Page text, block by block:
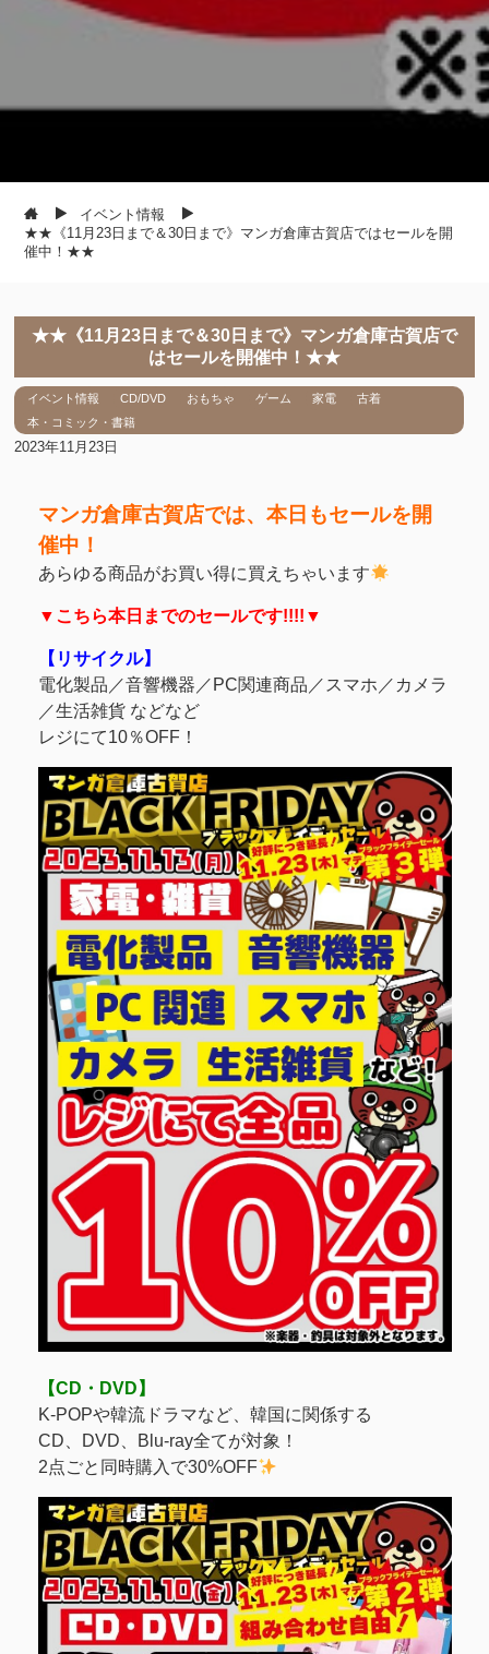
イベント情報
★★《11月23日まで＆30日まで》マンガ倉庫古賀店ではセールを開
催中！★★
★★《11月23日まで＆30日まで》マンガ倉庫古賀店で
はセールを開催中！★★
イベント情報 CD/DVD おもちゃ ゲーム 家電
古着
本・コミック・書籍
2023年11月23日
マンガ倉庫古賀店では、本日もセールを開
催中！
あらゆる商品がお買い得に買えちゃいます
▼こちら本日までのセールです!!!!▼
【リサイクル】
電化製品／音響機器／PC関連商品／スマホ／カメラ
／生活雑貨 などなど
レジにて10％OFF！
【CD・DVD】
K-POPや韓流ドラマなど、韓国に関係する
CD、DVD、Blu-ray全てが対象！
2点ごと同時購入で30%OFF